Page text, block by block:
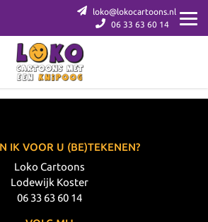
loko@lokocartoons.nl
06 33 63 60 14
IK VOOR U (BE)TEKENEN?
Loko Cartoons
Lodewijk Koster
06 33 63 60 14